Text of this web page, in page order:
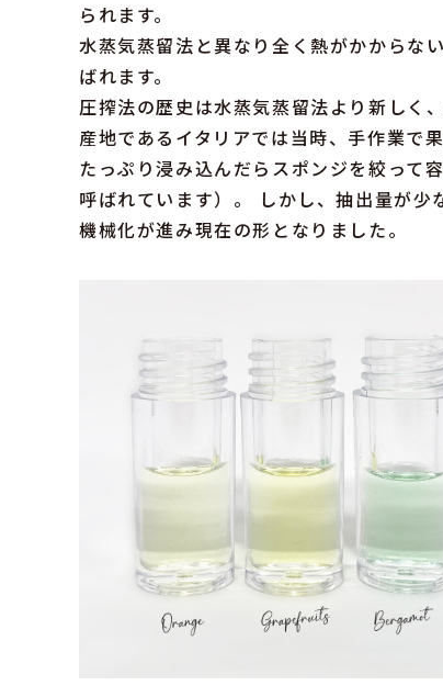
られます。
水蒸気蒸留法と異なり全く熱がかからな
ばれます。
圧搾法の歴史は水蒸気蒸留法より新しく
産地であるイタリアでは当時、手作業で
たっぷり浸み込んだらスポンジを絞って
呼ばれています）。 しかし、抽出量が
機械化が進み現在の形となりました。